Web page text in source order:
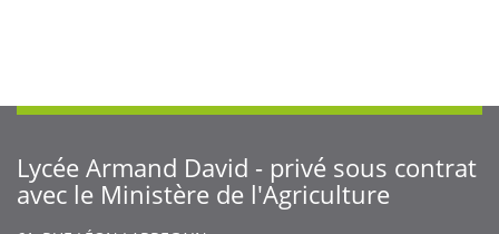
Lycée Armand David - privé sous contrat
avec le Ministère de l'Agriculture